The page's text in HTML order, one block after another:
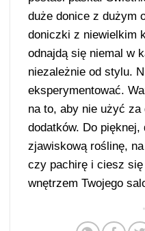
duże donice z dużym
doniczki z niewielkim
odnajdą się niemal w
niezależnie od stylu.
eksperymentować.
na to, aby nie użyć za
dodatków. Do
zjawiskową roślinę,
czy pachirę i ciesz się
wnętrzem Twojego